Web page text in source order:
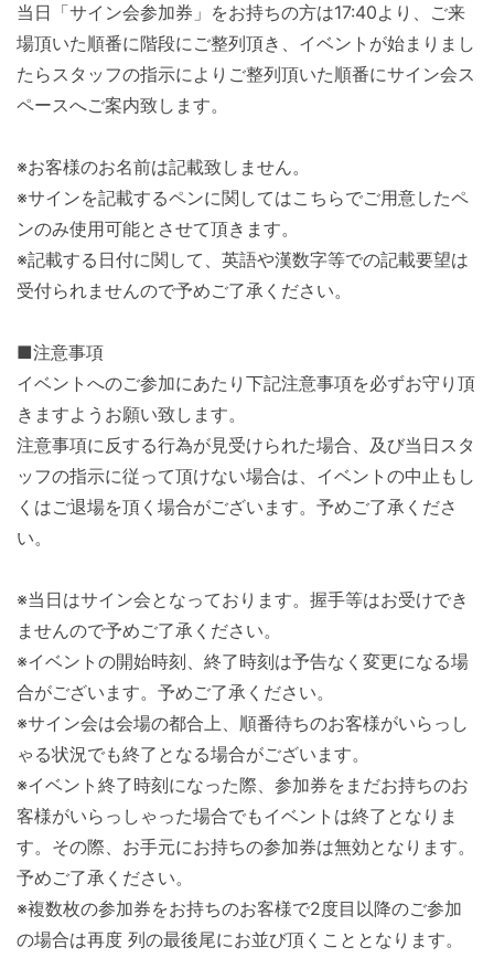
当日「サイン会参加券」をお持ちの方は17:40より、ご来
場頂いた順番に階段にご整列頂き、イベントが始まりまし
たらスタッフの指示によりご整列頂いた順番にサイン会ス
ペースへご案内致します。
※お客様のお名前は記載致しません。
※サインを記載するペンに関してはこちらでご用意したペ
ンのみ使用可能とさせて頂きます。
※記載する日付に関して、英語や漢数字等での記載要望は
受付られませんので予めご了承ください。
■注意事項
イベントへのご参加にあたり下記注意事項を必ずお守り頂
きますようお願い致します。
注意事項に反する行為が見受けられた場合、及び当日スタ
ッフの指示に従って頂けない場合は、イベントの中止もし
くはご退場を頂く場合がございます。予めご了承くださ
い。
※当日はサイン会となっております。握手等はお受けでき
ませんので予めご了承ください。
※イベントの開始時刻、終了時刻は予告なく変更になる場
合がございます。予めご了承ください。
※サイン会は会場の都合上、順番待ちのお客様がいらっし
ゃる状況でも終了となる場合がございます。
※イベント終了時刻になった際、参加券をまだお持ちのお
客様がいらっしゃった場合でもイベントは終了となりま
す。その際、お手元にお持ちの参加券は無効となります。
予めご了承ください。
※複数枚の参加券をお持ちのお客様で2度目以降のご参加
の場合は再度 列の最後尾にお並び頂くこととなります。